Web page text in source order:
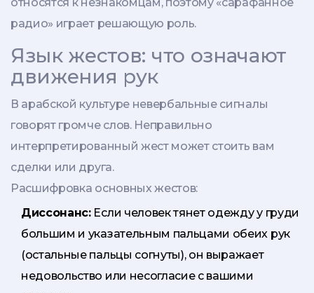
радио» играет решающую роль.
Язык жестов: что означают
движения рук
В арабской культуре невербальные сигналы
говорят громче слов. Неправильно
интерпретированный жест может стоить вам
сделки или друга.
Расшифровка основных жестов:
Диссонанс:Если человек тянет одежду у груди
большим и указательным пальцами обеих рук
(остальные пальцы согнуты), он выражает
недовольство или несогласие с вашими